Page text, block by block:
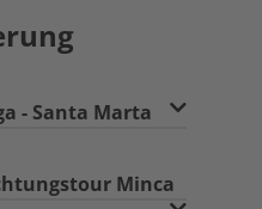
- Santa Marta
Minca